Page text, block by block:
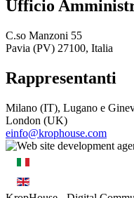
Ufficio
C.so Manzoni 55
Pavia (PV) 27100, Italia
Rappresentanti
Milano (IT), Lugano e
London (UK)
einfo@krophouse.com